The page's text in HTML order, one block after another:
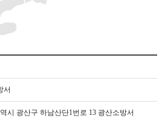
서
시 광산구 하남산단1번로 13 광산소방서